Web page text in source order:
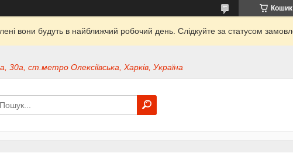
Кошик
вони будуть в найближчий робочий день. Слідкуйте за статусом
30а, ст.метро Олексіївська, Харків, Україна